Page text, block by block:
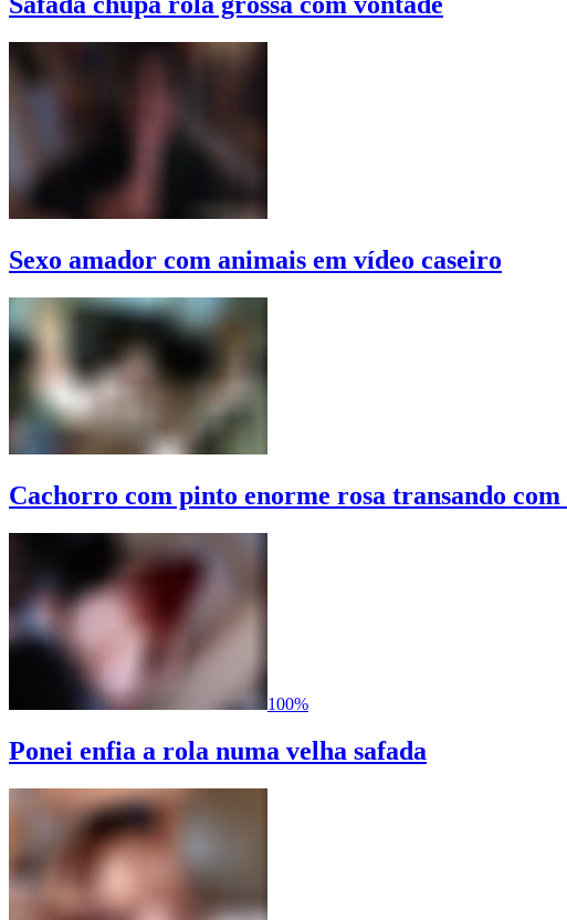
Sexo amador com animais em vídeo caseiro
Cachorro com pinto enorme rosa transando
100%
Ponei enfia a rola numa velha safada